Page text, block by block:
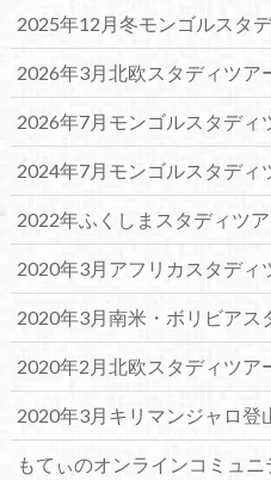
2025年12月冬モンゴルスタ
2026年3月北欧スタディツア
2026年7月モンゴルスタディ
2024年7月モンゴルスタディ
2022年ふくしまスタディツ
2020年3月アフリカスタディ
2020年3月南米・ボリビアス
2020年2月北欧スタディツア
2020年3月キリマンジャロ登
もてぃのオンラインコミュニ